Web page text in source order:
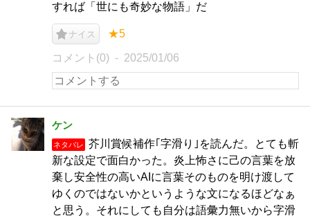
すれば「世にも奇妙な物語」だ
ナイス ★5
コメント(0) 2025/01/06
ケン
ネタバレ
芥川賞候補作｢字滑り｣を読んだ。とても斬
新な設定で面白かった。炎上怖さに己の言葉を放
棄し安全性の高いAIに言葉そのものを明け渡して
ゆくのではないかというような文になるほどなぁ
と思う。それにしても自分は語彙力無いから字滑